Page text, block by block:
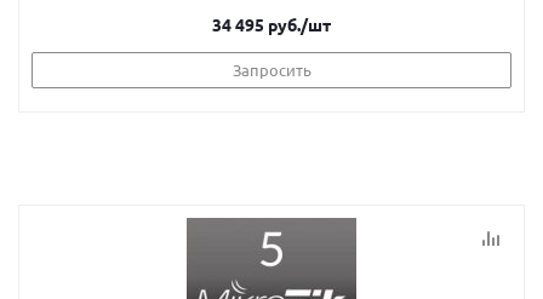
34 495 руб./шт
Запросить